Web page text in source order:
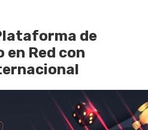
de
Red con